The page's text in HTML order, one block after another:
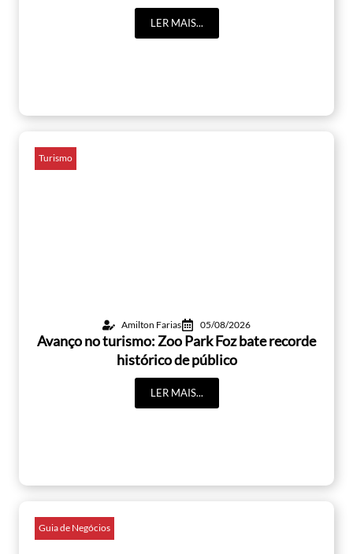
LER MAIS...
Turismo
Amilton Farias 05/08/2026
Avanço no turismo: Zoo Park Foz bate recorde
histórico de público
LER MAIS...
Guia de Negócios